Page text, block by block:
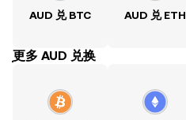
AUD 兑 BTC AUD 兑 ETH
ִִִִִִִִִִִִִִִִִִִִִִִִִִִִִִִִִִִִִִִִִִִִִִִִ更多 AUD 兑换